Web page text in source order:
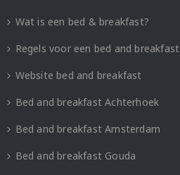
Wat is een bed & breakfast?
Regels voor een bed and breakfast
Website bed and breakfast
Bed and breakfast Achterhoek
Bed and breakfast Amsterdam
Bed and breakfast Gouda